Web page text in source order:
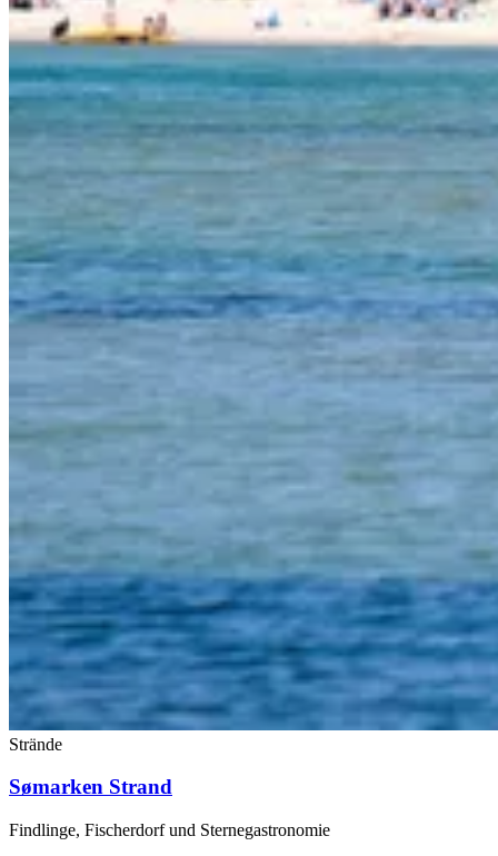
Strände
Sømarken Strand
Findlinge, Fischerdorf und Sternegastronomie